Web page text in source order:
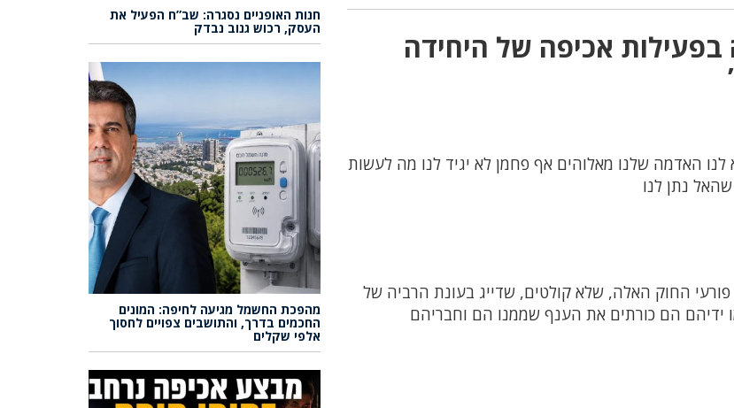
בפעילות אכיפה של היחידה
האדמה שלנו מאלוהים אף פחמן לא יגיד לנו מה לעשות
נתן לנו
החוק האלה, שלא קולטים, שדייג בעונת הרביה של
הם כורתים את הענף שממנו הם וחבריהם
חנות האופניים נסגרה: שב”ח הפעיל את
העסק, רכוש גנוב נבדק
מהפכת החשמל מגיעה לחיפה: המונים
החכמים בדרך, והתושבים צפויים לחסוך
אלפי שקלים